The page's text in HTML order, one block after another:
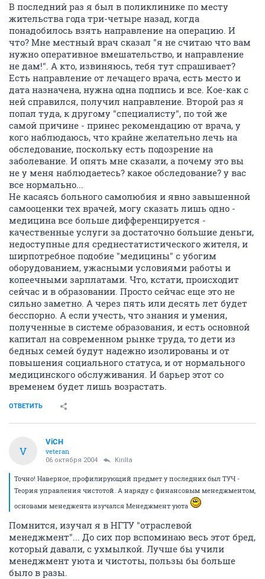
В последний раз я был в поликлинике по месту
жительства года три-четыре назад, когда
понадобилось взять направление на операцию. И
что? Мне местный врач сказал "я не считаю что вам
нужно оперативное вмешательство, и направление
не дам!". А кто, извиняюсь, тебя тут спрашивает?
Есть направление от лечащего врача, есть место и
дата назначена, нужна одна подпись и все. Кое-как с
ней справился, получил направление. Второй раз я
попал туда, к другому "специалисту", по той же
самой причине - принес рекомендацию от врача, у
кого наблюдаюсь, что крайне желательно лечь на
обследование, поскольку есть подозрение на
заболевание. И опять мне сказали, а почему это вы
не у меня наблюдаетесь? какое обследование? у вас
все нормально...
Не касаясь больного самолюбия и явно завышенной
самооценки тех врачей, могу сказать лишь одно -
медицина все больше дифференцируется -
качественные услуги за достаточно большие деньги,
недоступные для среднестатистического жителя, и
ширпотребное подобие "медицины" с убогим
оборудованием, ужасными условиями работы и
копеечными зарплатами. Что, кстати, происходит
сейчас и в образовании. Просто сейчас еще это не
сильно заметно. А через пять или десять лет будет
бесспорно. А если учесть, что знания и умения,
полученные в системе образования, и есть основной
капитал на современном рынке труда, то дети из
бедных семей будут надежно изолированы и от
повышения социального статуса, и от нормального
медицинского обслуживания. И барьер этот со
временем будет лишь возрастать.
ОТВЕТИТЬ
V
ViCH
veteran
06 октября 2004 Kirilla
Точно! Наверное, профилирующий предмет у последних был ТУЧ -
Теория управления чистотой. А наряду с финансовым менеджментом,
основами менеджента изучался Менеджмент уюта
Помнится, изучал я в НГТУ "отраслевой
менеджмент"... До сих пор вспоминаю весь этот бред,
который давали, с ухмылкой. Лучше бы учили
менеджмент уюта и чистоты, пользы бы больше
было в разы.